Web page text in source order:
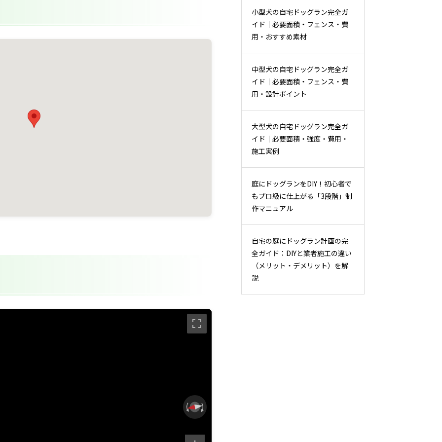
小型犬の自宅ドッグラン完全ガ
イド｜必要面積・フェンス・費
用・おすすめ素材
中型犬の自宅ドッグラン完全ガ
イド｜必要面積・フェンス・費
用・設計ポイント
大型犬の自宅ドッグラン完全ガ
イド｜必要面積・強度・費用・
施工実例
庭にドッグランをDIY！初心者で
もプロ級に仕上がる「3段階」制
作マニュアル
自宅の庭にドッグラン計画の完
全ガイド：DIYと業者施工の違い
（メリット・デメリット）を解
説